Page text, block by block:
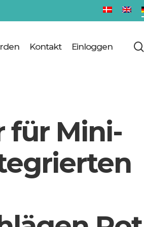
Kontakt Einloggen
für Mini-